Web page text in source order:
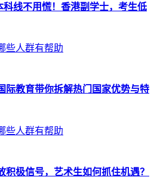
科线不用慌！香港副学士，考生低
际教育带你拆解热门国家优势与特
极信号，艺术生如何抓住机遇？